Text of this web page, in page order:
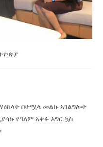
በተሟላ መልኩ አገልግሎት
የዓለም አቀፉ እግር ኳስ